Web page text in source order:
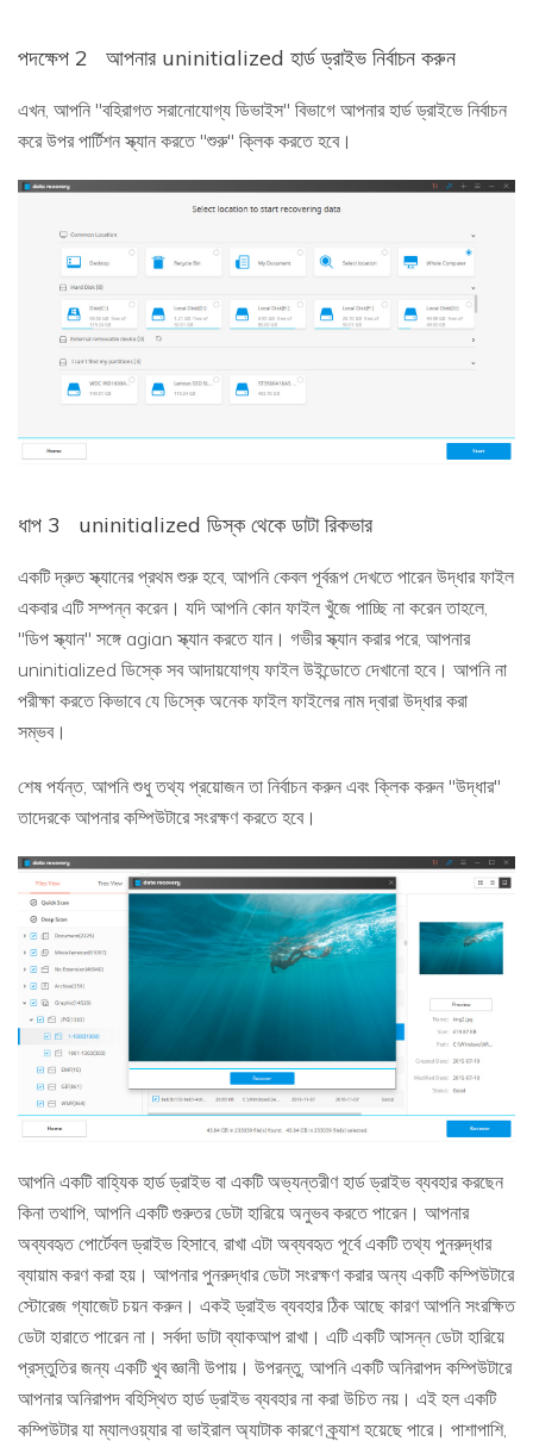
পদক্ষেপ 2 আপনার uninitialized হার্ড ড্রাইভ নির্বাচন করুন
এখন, আপনি "বহিরাগত সরানোযোগ্য ডিভাইস" বিভাগে আপনার হার্ড ড্রাইভে নির্বাচন
করে উপর পার্টিশন স্ক্যান করতে "শুরু" ক্লিক করতে হবে।
ধাপ 3 uninitialized ডিস্ক থেকে ডাটা রিকভার
একটি দ্রুত স্ক্যানের প্রথম শুরু হবে, আপনি কেবল পূর্বরূপ দেখতে পারেন উদ্ধার ফাইল
একবার এটি সম্পন্ন করেন। যদি আপনি কোন ফাইল খুঁজে পাচ্ছি না করেন তাহলে,
"ডিপ স্ক্যান" সঙ্গে agian স্ক্যান করতে যান। গভীর স্ক্যান করার পরে, আপনার
uninitialized ডিস্কে সব আদায়যোগ্য ফাইল উইন্ডোতে দেখানো হবে। আপনি না
পরীক্ষা করতে কিভাবে যে ডিস্কে অনেক ফাইল ফাইলের নাম দ্বারা উদ্ধার করা
সম্ভব।
শেষ পর্যন্ত, আপনি শুধু তথ্য প্রয়োজন তা নির্বাচন করুন এবং ক্লিক করুন "উদ্ধার"
তাদেরকে আপনার কম্পিউটারে সংরক্ষণ করতে হবে।
আপনি একটি বাহ্যিক হার্ড ড্রাইভ বা একটি অভ্যন্তরীণ হার্ড ড্রাইভ ব্যবহার করছেন
কিনা তথাপি, আপনি একটি গুরুতর ডেটা হারিয়ে অনুভব করতে পারেন। আপনার
অব্যবহৃত পোর্টেবল ড্রাইভ হিসাবে, রাখা এটা অব্যবহৃত পূর্বে একটি তথ্য পুনরুদ্ধার
ব্যায়াম করণ করা হয়। আপনার পুনরুদ্ধার ডেটা সংরক্ষণ করার অন্য একটি কম্পিউটারে
স্টোরেজ গ্যাজেট চয়ন করুন। একই ড্রাইভ ব্যবহার ঠিক আছে কারণ আপনি সংরক্ষিত
ডেটা হারাতে পারেন না। সর্বদা ডাটা ব্যাকআপ রাখা। এটি একটি আসন্ন ডেটা হারিয়ে
প্রস্তুতির জন্য একটি খুব জ্ঞানী উপায়। উপরন্তু, আপনি একটি অনিরাপদ কম্পিউটারে
আপনার অনিরাপদ বহিস্থিত হার্ড ড্রাইভ ব্যবহার না করা উচিত নয়। এই হল একটি
কম্পিউটার যা ম্যালওয়্যার বা ভাইরাল অ্যাটাক কারণে ক্র্যাশ হয়েছে পারে। পাশাপাশি,